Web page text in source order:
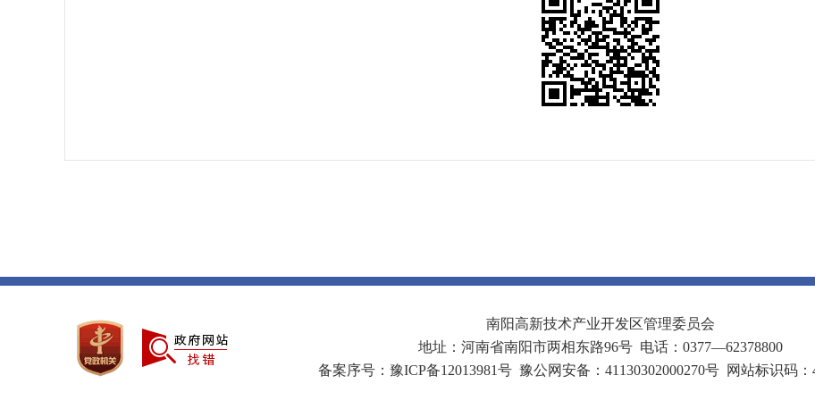
南阳高新技术产业开发区管理委员会
地址：河南省南阳市两相东路96号 电话：0377—62378800
备案序号：豫ICP备12013981号 豫公网安备：41130302000270号网站标识码：